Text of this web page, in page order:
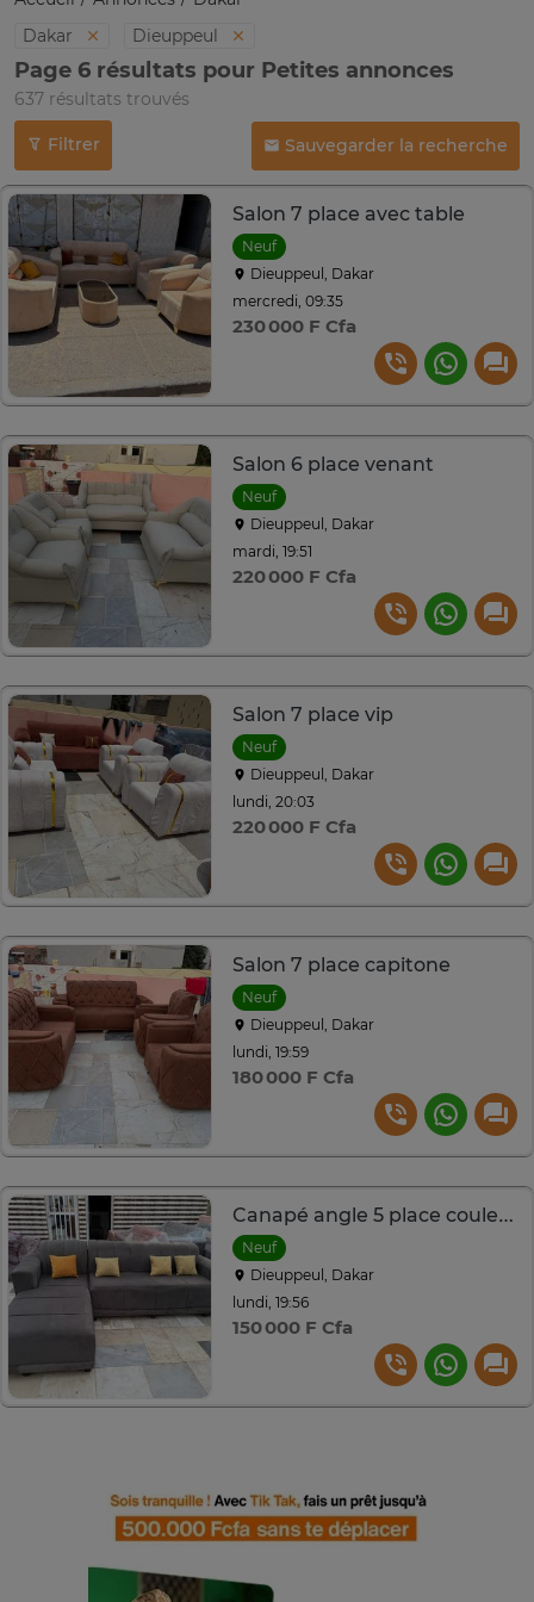
Dakar
Dieuppeul
Page 6 résultats pour Petites annonces
637 résultats trouvés
Filtrer Sauvegarder la recherche
Salon 7 place avec table
Neuf
Dieuppeul, Dakar
mercredi, 09:35
230 000 F Cfa
Salon 6 place venant
Neuf
Dieuppeul, Dakar
mardi, 19:51
220 000 F Cfa
Salon 7 place vip
Neuf
Dieuppeul, Dakar
lundi, 20:03
220 000 F Cfa
Salon 7 place capitone
Neuf
Dieuppeul, Dakar
lundi, 19:59
180 000 F Cfa
Canapé angle 5 place couleur gris
Neuf
Dieuppeul, Dakar
lundi, 19:56
150 000 F Cfa